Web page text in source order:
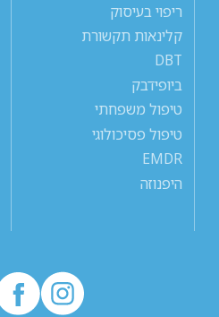
ריפוי בעיסוק
קלינאות תקשורת
DBT
ביופידבק
טיפול משפחתי
טיפול פסיכולוגי
EMDR
היפנוזה